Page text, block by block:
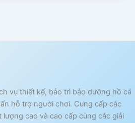
vụ thiết kế, bảo trì bảo dưỡng hồ cá
hỗ trợ người chơi. Cung cấp các
cao và cao cấp cùng các giải